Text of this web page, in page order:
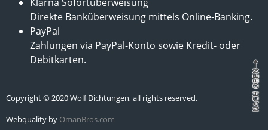
Direkte Banküberweisung mittels Online-Banking.
PayPal
Zahlungen via PayPal-Konto sowie Kredit- oder
Debitkarten.
Copyright © 2020 Wolf Dichtungen, all rights reserved.
Webquality by OmanBros.com